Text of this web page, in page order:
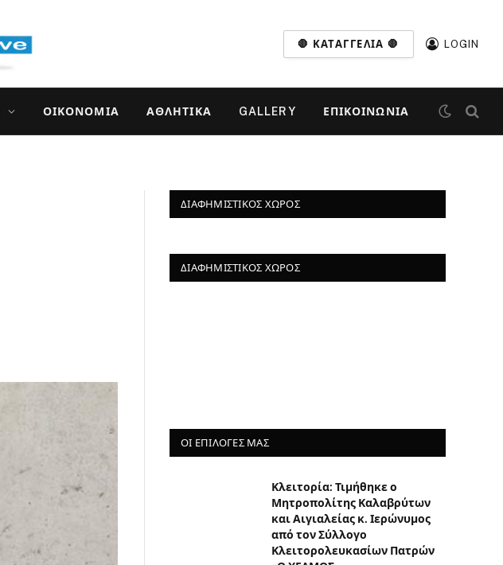
🛑 ΚΑΤΑΓΓΕΛΊΑ 🛑 LOGIN
ΟΙΚΟΝΟΜΊΑ ΑΘΛΗΤΙΚΆ GALLERY ΕΠΙΚΟΙΝΩΝΊΑ
ΔΙΑΦΗΜΙΣΤΙΚΌΣ ΧΏΡΟΣ
ΔΙΑΦΗΜΙΣΤΙΚΌΣ ΧΏΡΟΣ
ΟΙ ΕΠΙΛΟΓΈΣ ΜΑΣ
Κλειτορία: Τιμήθηκε ο
Μητροπολίτης Καλαβρύτων
και Αιγιαλείας κ. Ιερώνυμος
από τον Σύλλογο
Κλειτορολευκασίων Πατρών